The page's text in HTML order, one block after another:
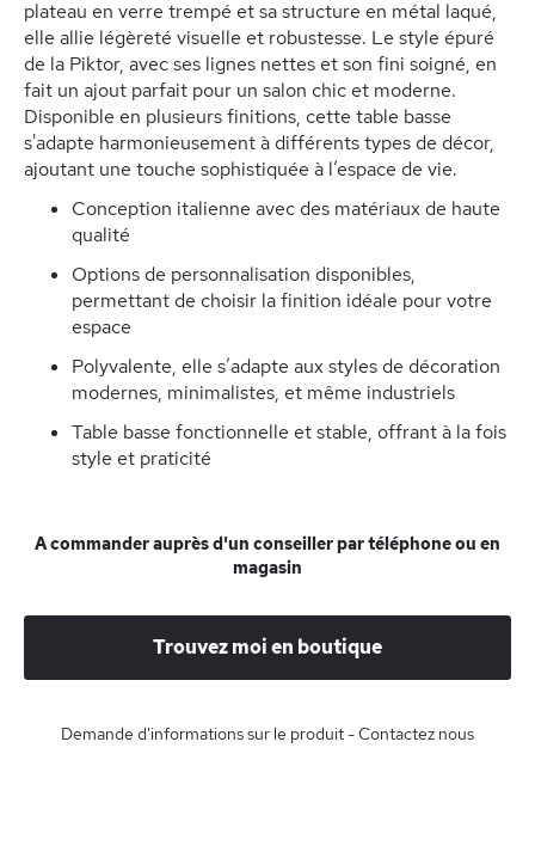
plateau en verre trempé et sa structure en métal laqué,
elle allie légèreté visuelle et robustesse. Le style épuré
de la Piktor, avec ses lignes nettes et son fini soigné, en
fait un ajout parfait pour un salon chic et moderne.
Disponible en plusieurs finitions, cette table basse
s'adapte harmonieusement à différents types de décor,
ajoutant une touche sophistiquée à l’espace de vie.
Conception italienne avec des matériaux de haute
qualité
Options de personnalisation disponibles,
permettant de choisir la finition idéale pour votre
espace
Polyvalente, elle s’adapte aux styles de décoration
modernes, minimalistes, et même industriels
Table basse fonctionnelle et stable, offrant à la fois
style et praticité
A commander auprès d'un conseiller par téléphone ou en
magasin
Trouvez moi en boutique
Demande d'informations sur le produit - Contactez nous